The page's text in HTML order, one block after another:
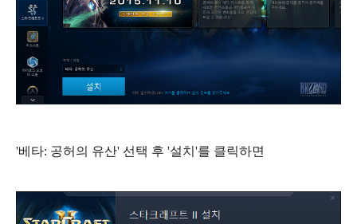
'베타: 공허의 유산' 선택 후 '설치'를 클릭하면